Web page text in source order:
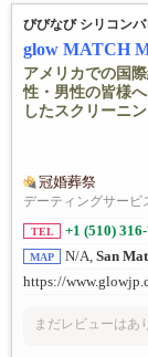
びびなび シリコン
glow MATCH
アメリカでの国
性・男性の皆様
したスクリーニ
冠婚葬祭
デーティングサービ
TEL +1 (510)
MAP N/A, San
https://
まだレビューはあ